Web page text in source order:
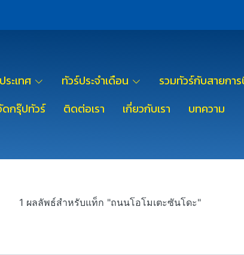
ระเทศ ทัวร์ประจำเดือน
รวมทัวร์กับสายกา
ดกรุ๊ปทัวร์
ติดต่อเรา เกี่ยวกับเรา บทความ
1 ผลลัพธ์สำหรับแท็ก "ถนนโอโมเตะซันโดะ"